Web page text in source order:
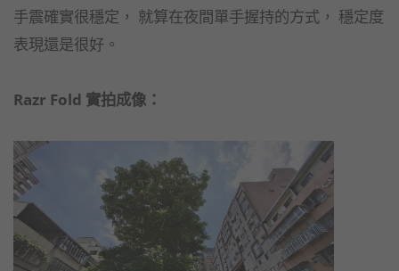
手震確實很穩定， 就算在夜間單手握持的方式， 穩定度
表現還是很好。
Razr Fold 實拍成像：